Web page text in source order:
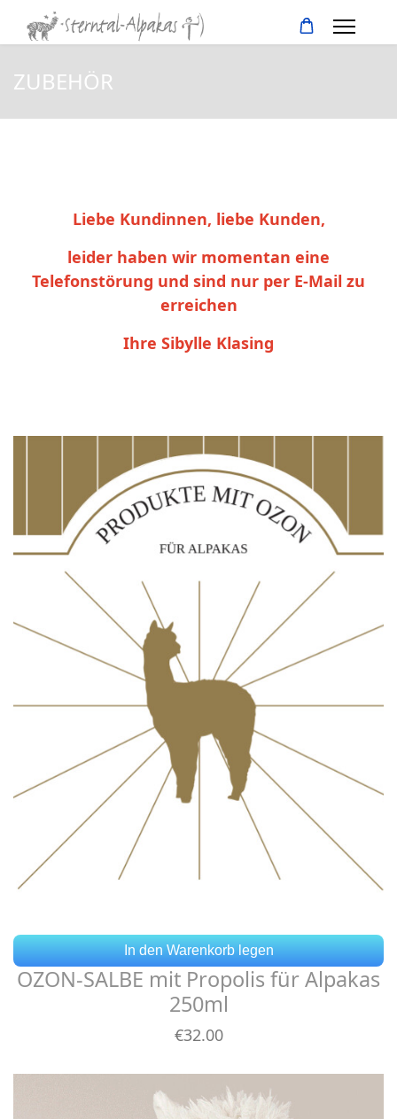
ZUBEHÖR
Liebe Kundinnen, liebe Kunden,
leider haben wir momentan eine
Telefonstörung und sind nur per E-Mail zu
erreichen
Ihre Sibylle Klasing
In den Warenkorb legen
OZON-SALBE mit Propolis für Alpakas
250ml
€32.00